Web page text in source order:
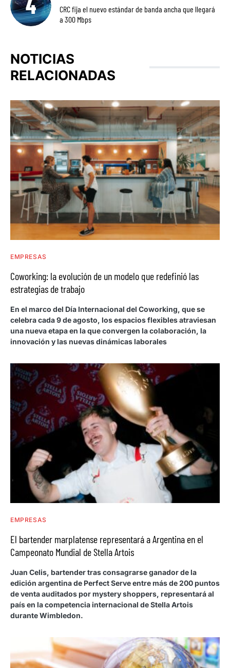
CRC fija el nuevo estándar de banda ancha que llegará
a 300 Mbps
NOTICIAS
RELACIONADAS
EMPRESAS
Coworking: la evolución de un modelo que redefinió las
estrategias de trabajo
En el marco del Día Internacional del Coworking, que se
celebra cada 9 de agosto, los espacios flexibles atraviesan
una nueva etapa en la que convergen la colaboración, la
innovación y las nuevas dinámicas laborales
EMPRESAS
El bartender marplatense representará a Argentina en el
Campeonato Mundial de Stella Artois
Juan Celis, bartender tras consagrarse ganador de la
edición argentina de Perfect Serve entre más de 200 puntos
de venta auditados por mystery shoppers, representará al
país en la competencia internacional de Stella Artois
durante Wimbledon.